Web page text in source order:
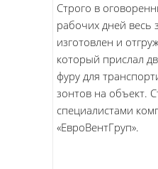
Строго в
рабочих дней весь
изготовлен и
который прислал
фуру для
зонтов на объект.
специалистами
«ЕвроВентГруп».